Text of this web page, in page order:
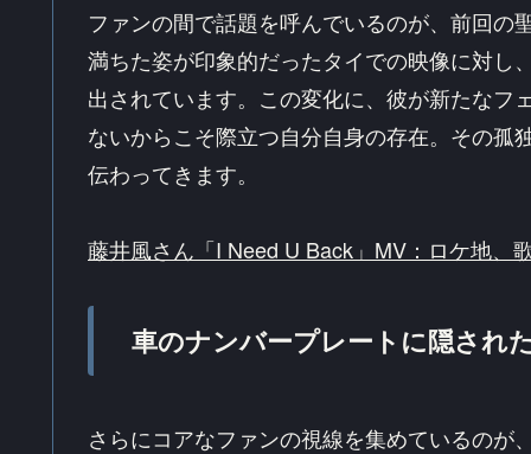
ファンの間で話題を呼んでいるのが、前回
満ちた姿が印象的だったタイでの映像に対し
出されています。この変化に、彼が新たなフ
ないからこそ際立つ自分自身の存在。その孤
伝わってきます。
藤井風さん「I Need U Back」MV：ロケ地、
車のナンバープレートに隠され
さらにコアなファンの視線を集めているの